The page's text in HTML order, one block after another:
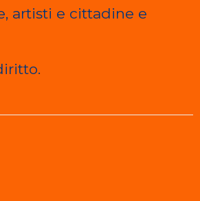
artisti e cittadine e